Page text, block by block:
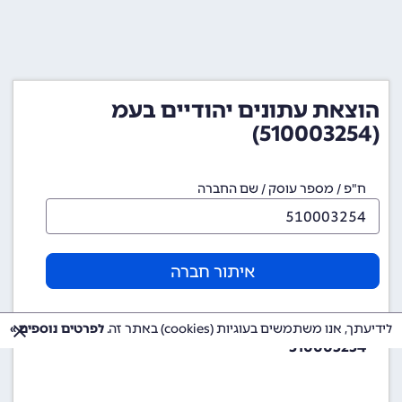
הוצאת עתונים יהודיים בעמ
(510003254)
ח"פ / מספר עוסק / שם החברה
איתור חברה
510003254
לידיעתך, אנו משתמשים בעוגיות (cookies) באתר זה. לפרטים נוספים »